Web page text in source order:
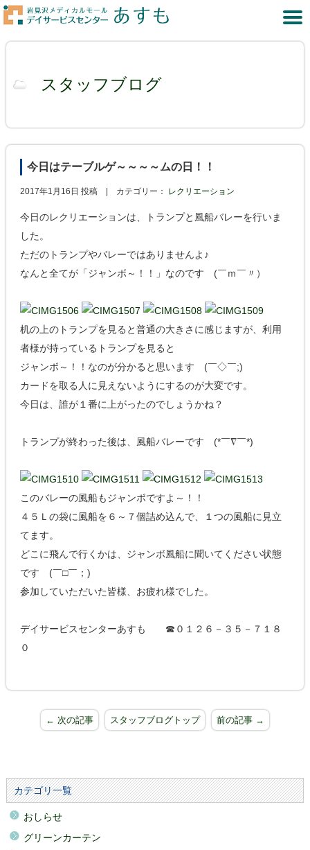
スタッフブログ
今日はテーブルゲ～～～～ムの日！！
2017年1月16日 投稿 | カテゴリー： レクリエーション
今日のレクリエーションは、トランプと風船バレーを行いま
した。
ただのトランプやバレーではありませんよ♪
なんと全てが「ジャンボ～！！」なのです (￣ｍ￣〃）
机の上のトランプを見ると普通の大きさに感じますが、利用
者様が持っているトランプを見ると
ジャンボ～！！なのが分かると思います (￣◇￣;)
カードを取る人に見えないようにするのが大変です。
今日は、誰が１番に上がったのでしょうかね？
トランプが終わった後は、風船バレーです (*￣∇￣*)
このバレーの風船もジャンボですよ～！！
４５Ｌの袋に風船を６～７個詰め込んで、１つの風船に見立
てます。
どこに飛んで行くかは、ジャンボ風船に聞いてください状態
です (￣□￣；)
参加していただいた皆様、お疲れ様でした。
デイサービスセンターあすも ☎０１２６－３５－７１８
０
← 次の記事 スタッフブログトップ 前の記事 →
カテゴリ一覧
おしらせ
グリーンカーテン